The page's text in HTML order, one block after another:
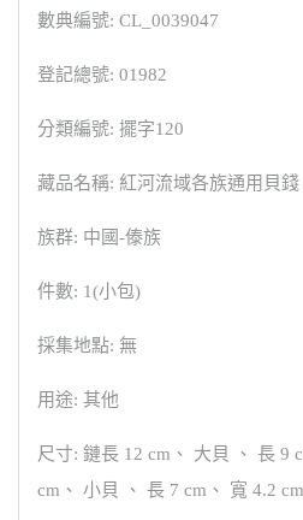
數典編號: CL_0039047
登記總號: 01982
分類編號: 擺字120
藏品名稱: 紅河流域各族通用貝錢
族群: 中國-傣族
件數: 1(小包)
採集地點: 無
用途: 其他
尺寸: 鏈長 12 cm、 大貝 、 長 9
cm、 小貝 、 長 7 cm、 寬 4.2